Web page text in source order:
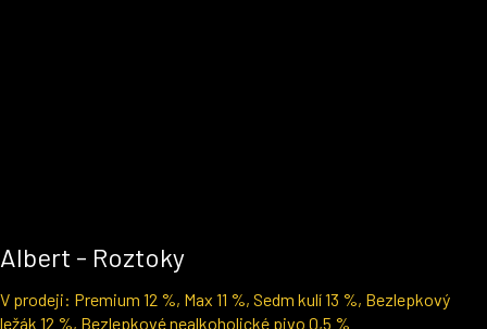
Albert - Roztoky
V prodeji: Premium 12 %, Max 11 %, Sedm kulí 13 %, Bezlepkový
ležák 12 %, Bezlepkové nealkoholické pivo 0,5 %